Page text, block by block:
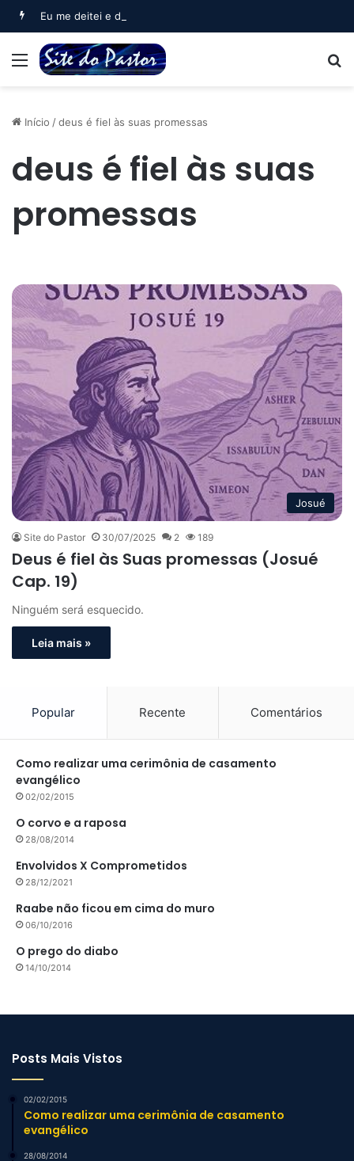
Eu me deitei e dormi (Salmo 3)
Menu
Início /deus é fiel às suas promessas
deus é fiel às suas
promessas
Josué
Site do Pastor 30/07/2025 2 189
Deus é fiel às Suas promessas (Josué
Cap. 19)
Ninguém será esquecido.
Leia mais »
Popular Recente Comentários
Como realizar uma cerimônia de casamento
evangélico
02/02/2015
O corvo e a raposa
28/08/2014
Envolvidos X Comprometidos
28/12/2021
Raabe não ficou em cima do muro
06/10/2016
O prego do diabo
14/10/2014
Posts Mais Vistos
02/02/2015
Como realizar uma cerimônia de casamento
evangélico
28/08/2014